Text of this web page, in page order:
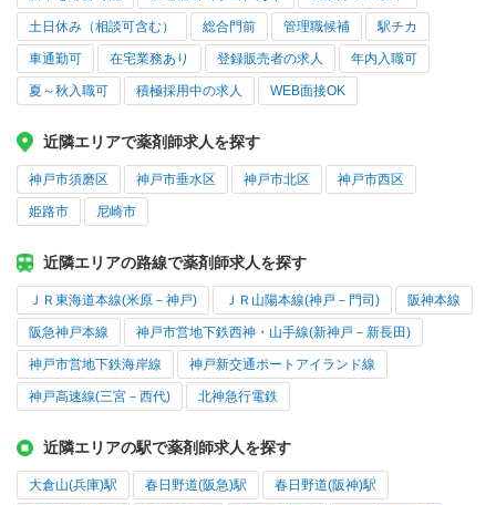
土日休み（相談可含む） 総合門前 管理職候補 駅チカ
車通勤可 在宅業務あり 登録販売者の求人 年内入職可
夏～秋入職可 積極採用中の求人 WEB面接OK
近隣エリアで薬剤師求人を探す
神戸市須磨区 神戸市垂水区 神戸市北区 神戸市西区
姫路市 尼崎市
近隣エリアの路線で薬剤師求人を探す
ＪＲ東海道本線(米原－神戸) ＪＲ山陽本線(神戸－門司) 阪神本線
阪急神戸本線 神戸市営地下鉄西神・山手線(新神戸－新長田)
神戸市営地下鉄海岸線 神戸新交通ポートアイランド線
神戸高速線(三宮－西代) 北神急行電鉄
近隣エリアの駅で薬剤師求人を探す
大倉山(兵庫)駅 春日野道(阪急)駅 春日野道(阪神)駅